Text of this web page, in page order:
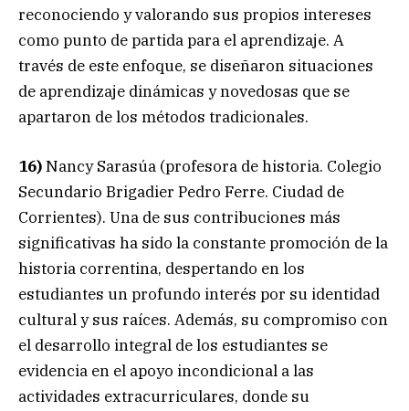
reconociendo y valorando sus propios intereses
como punto de partida para el aprendizaje. A
través de este enfoque, se diseñaron situaciones
de aprendizaje dinámicas y novedosas que se
apartaron de los métodos tradicionales.
16)Nancy Sarasúa (profesora de historia. Colegio
Secundario Brigadier Pedro Ferre. Ciudad de
Corrientes). Una de sus contribuciones más
significativas ha sido la constante promoción de la
historia correntina, despertando en los
estudiantes un profundo interés por su identidad
cultural y sus raíces. Además, su compromiso con
el desarrollo integral de los estudiantes se
evidencia en el apoyo incondicional a las
actividades extracurriculares, donde su